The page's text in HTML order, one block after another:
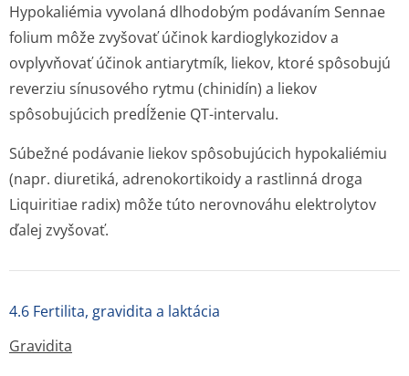
Hypokaliémia vyvolaná dlhodobým podávaním Sennae
folium môže zvyšovať účinok kardioglykozidov a
ovplyvňovať účinok antiarytmík, liekov, ktoré spôsobujú
reverziu sínusového rytmu (chinidín) a liekov
spôsobujúcich predĺženie QT-intervalu.
Súbežné podávanie liekov spôsobujúcich hypokaliémiu
(napr. diuretiká, adrenokortikoidy a rastlinná droga
Liquiritiae radix) môže túto nerovnováhu elektrolytov
ďalej zvyšovať.
4.6 Fertilita, gravidita a laktácia
Gravidita